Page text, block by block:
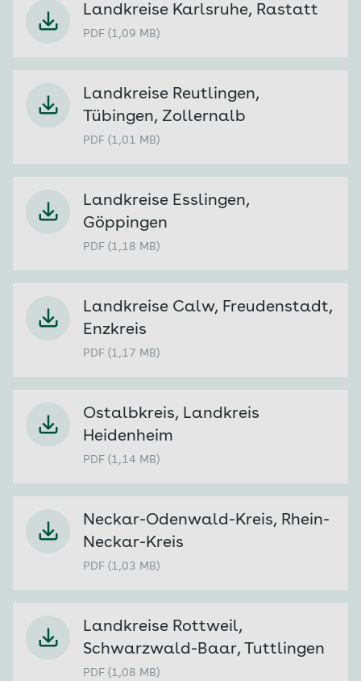
Landkreise Karlsruhe, Rastatt
PDF (1,09 MB)
Landkreise Reutlingen,
Tübingen, Zollernalb
PDF (1,01 MB)
Landkreise Esslingen,
Göppingen
PDF (1,18 MB)
Landkreise Calw, Freudenstadt,
Enzkreis
PDF (1,17 MB)
Ostalbkreis, Landkreis
Heidenheim
PDF (1,14 MB)
Neckar-Odenwald-Kreis, Rhein-
Neckar-Kreis
PDF (1,03 MB)
Landkreise Rottweil,
Schwarzwald-Baar, Tuttlingen
PDF (1,08 MB)